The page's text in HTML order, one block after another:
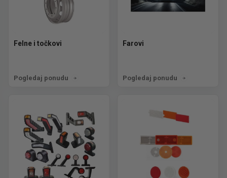
Felne i točkovi
Pogledaj ponudu
Farovi
Pogledaj ponudu